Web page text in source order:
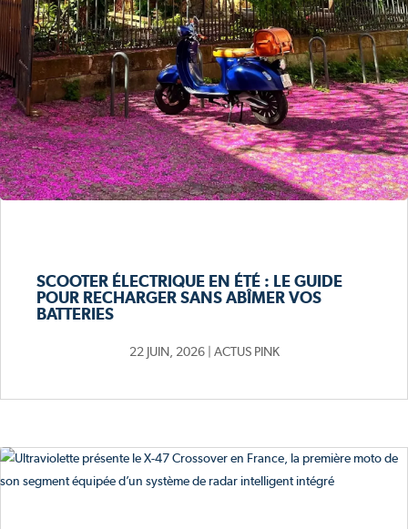
SCOOTER ÉLECTRIQUE EN ÉTÉ : LE GUIDE
POUR RECHARGER SANS ABÎMER VOS
BATTERIES
22 JUIN, 2026| ACTUS PINK